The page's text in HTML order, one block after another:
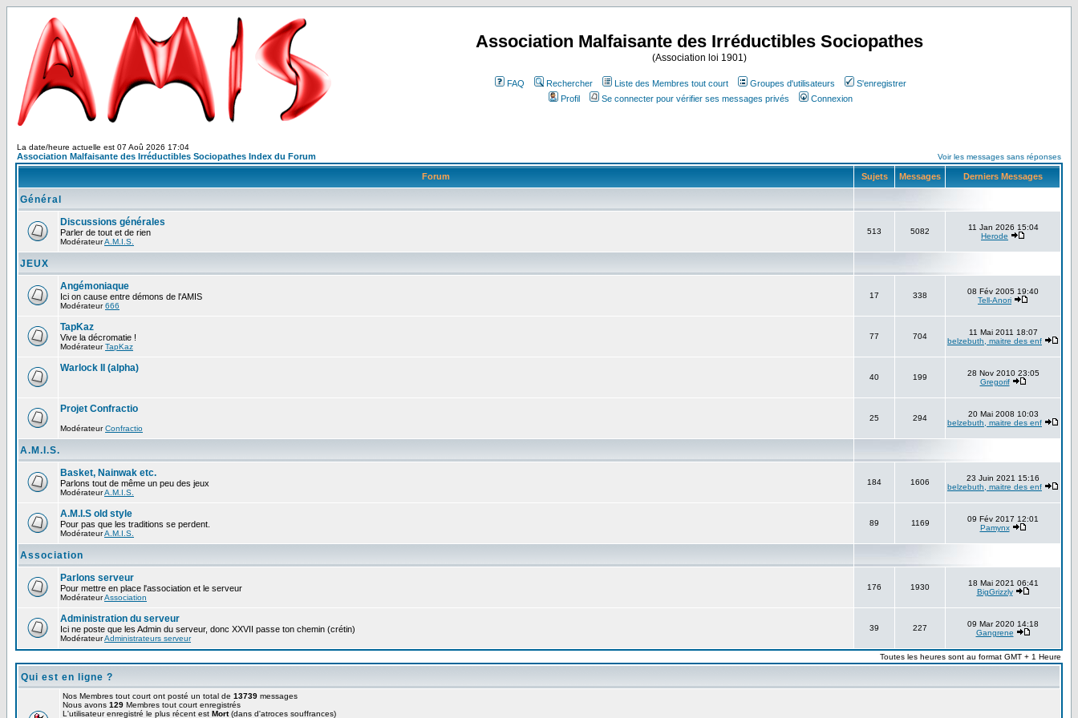
Association Malfaisante des Irréductibles Sociopathes
(Association loi 1901)
FAQ Rechercher Liste des Membres tout court Groupes d'utilisateurs
S'enregistrer
Profil
Se connecter pour vérifier ses messages privés Connexion
La date/heure actuelle est 07 Aoû 2026 17:04
Association Malfaisante des Irréductibles Sociopathes Index du Forum Voir les messages sans réponses
Forum Sujets Messages Derniers Messages
Général
Discussions générales
Parler de tout et de rien
ModérateurA.M.I.S.
513 5082
11 Jan 2026 15:04
Herode
JEUX
Angémoniaque
Ici on cause entre démons de l'AMIS
Modérateur666
17 338
08 Fév 2005 19:40
Tell-Anori
TapKaz
Vive la décromatie !
ModérateurTapKaz
77 704
11 Mai 2011 18:07
belzebuth, maitre des enf
Warlock II (alpha)
40 199
28 Nov 2010 23:05
Gregorif
Projet Confractio
ModérateurConfractio
25 294
20 Mai 2008 10:03
belzebuth, maitre des enf
A.M.I.S.
Basket, Nainwak etc.
Parlons tout de même un peu des jeux
ModérateurA.M.I.S.
184 1606
23 Juin 2021 15:16
belzebuth, maitre des enf
A.M.I.S old style
Pour pas que les traditions se perdent.
ModérateurA.M.I.S.
89 1169
09 Fév 2017 12:01
Pamynx
Association
Parlons serveur
Pour mettre en place l'association et le serveur
ModérateurAssociation
176 1930
18 Mai 2021 06:41
BigGrizzly
Administration du serveur
Ici ne poste que les Admin du serveur, donc XXVII passe ton chemin (crétin)
ModérateurAdministrateurs serveur
39 227
09 Mar 2020 14:18
Gangrene
Toutes les heures sont au format GMT + 1 Heure
Qui est en ligne ?
Nos Membres tout court ont posté un total de 13739 messages
Nous avons 129 Membres tout court enregistrés
L'utilisateur enregistré le plus récent est Mort(dans d'atroces souffrances)